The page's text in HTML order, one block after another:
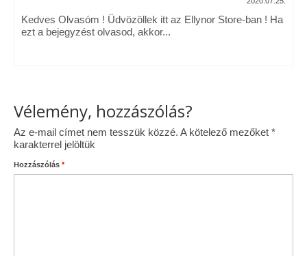
Általános Szerződési Feltételek
Kedves Olvasóm ! Üdvözöllek itt az Ellynor Store-ban ! Ha
ezt a bejegyzést olvasod, akkor...
Vélemény, hozzászólás?
Az e-mail címet nem tesszük közzé. A kötelező mezőket *
karakterrel jelöltük
Hozzászólás *